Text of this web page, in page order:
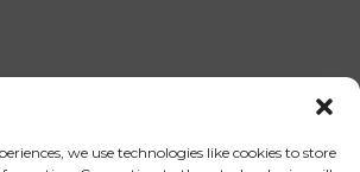
we use technologies like cookies to store